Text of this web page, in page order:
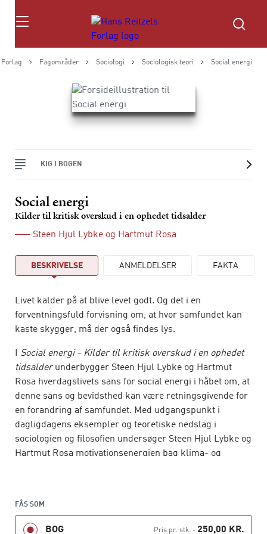
Søg
Forlag Fagområder Sociologi Sociologisk teori Social energi
KIG I BOGEN
Social energi
Kilder til kritisk overskud i en ophedet tidsalder
Steen Hjul Lybke og Hartmut Rosa
BESKRIVELSE ANMELDELSER FAKTA
Livet kalder på at blive levet godt. Og det i en
forventningsfuld forvisning om, at hvor samfundet kan
kaste skygger, må der også findes lys.
Social energi - Kilder til kritisk overskud i en ophedet
tidsalderunderbygger Steen Hjul Lybke og Hartmut
Rosa hverdagslivets sans for social energi i håbet om, at
denne sans og bevidsthed kan være retningsgivende for
en forandring af samfundet. Med udgangspunkt i
dagligdagens eksempler og teoretiske nedslag i
sociologien og filosofien undersøger Steen Hjul Lybke og
Hartmut Rosa motivationsenergien bag klima- og
De undersøger, hvordan den sociale energi kan præges
FÅS SOM
BOG Pris pr. stk.- 250,00 KR.